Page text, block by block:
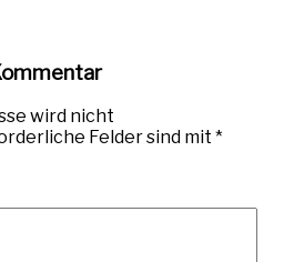
wird nicht
Felder sind mit*